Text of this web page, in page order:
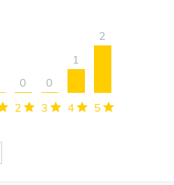
2
0
3
0
4
1
5
2